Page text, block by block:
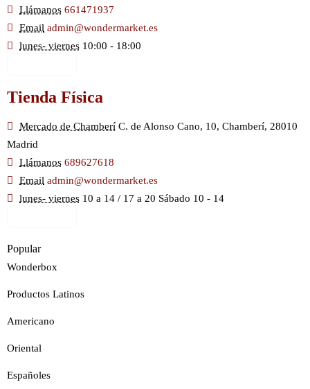
Llámanos 661471937
Email admin@wondermarket.es
lunes- viernes 10:00 - 18:00
Tienda Física
Mercado de Chamberí C. de Alonso Cano, 10, Chamberí, 28010
Madrid
Llámanos 689627618
Email admin@wondermarket.es
lunes- viernes 10 a 14 / 17 a 20 Sábado 10 - 14
Popular
Wonderbox
Productos Latinos
Americano
Oriental
Españoles